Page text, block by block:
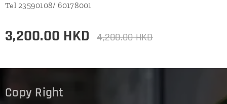
Tel 23590108/ 60178001
3,200.00 HKD 4,200.00HKD
Copy Right